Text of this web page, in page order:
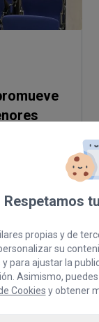
Respetamos
propias y de
su
para ajustar la
Asimismo,
Cookies y obtener